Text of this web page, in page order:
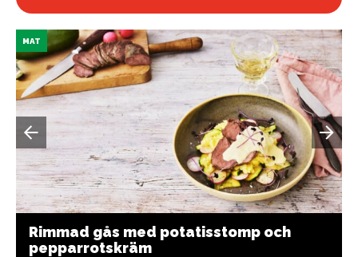
MAT
Rimmad gås med potatisstomp och
pepparrotskräm